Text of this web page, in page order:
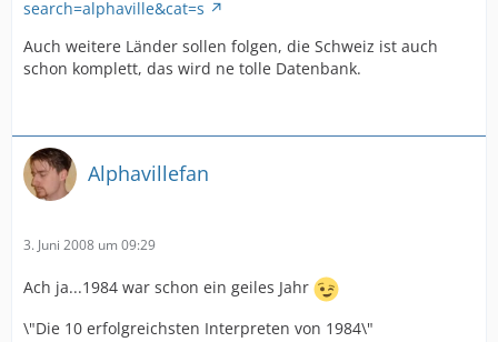
search=alphaville&cat=s
Auch weitere Länder sollen folgen, die Schweiz ist auch
schon komplett, das wird ne tolle Datenbank.
Alphavillefan
3. Juni 2008 um 09:29
Ach ja...1984 war schon ein geiles Jahr
\"Die 10 erfolgreichsten Interpreten von 1984\"